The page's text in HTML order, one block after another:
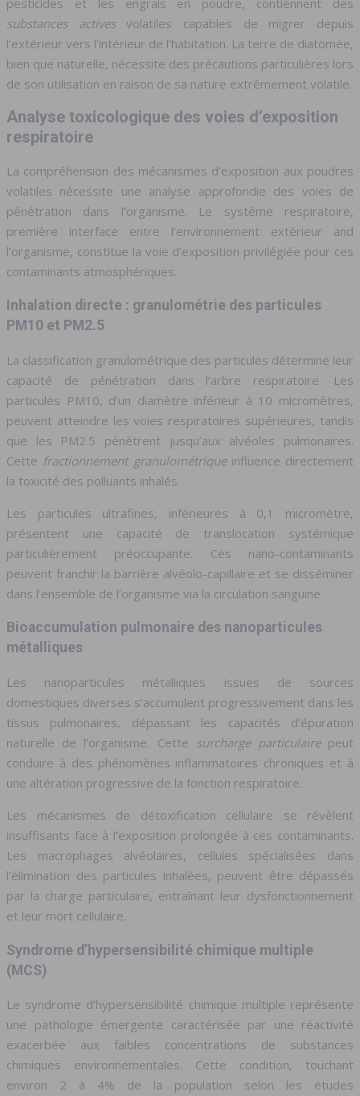
substances activesvolatiles capables de migrer depuis
l’extérieur vers l’intérieur de l’habitation. La terre de diatomée,
bien que naturelle, nécessite des précautions particulières lors
de son utilisation en raison de sa nature extrêmement volatile.
Analyse toxicologique des voies d’exposition
respiratoire
La compréhension des mécanismes d’exposition aux poudres
volatiles nécessite une analyse approfondie des voies de
pénétration dans l’organisme. Le système respiratoire,
première interface entre l’environnement extérieur and
l’organisme, constitue la voie d’exposition privilégiée pour ces
contaminants atmosphériques.
Inhalation directe : granulométrie des particules
PM10 et PM2.5
La classification granulométrique des particules détermine leur
capacité de pénétration dans l’arbre respiratoire. Les
particules PM10, d’un diamètre inférieur à 10 micromètres,
peuvent atteindre les voies respiratoires supérieures, tandis
que les PM2.5 pénètrent jusqu’aux alvéoles pulmonaires.
Cette fractionnement granulométrique influence directement
la toxicité des polluants inhalés.
Les particules ultrafines, inférieures à 0,1 micromètre,
présentent une capacité de translocation systémique
particulièrement préoccupante. Ces nano-contaminants
peuvent franchir la barrière alvéolo-capillaire et se disséminer
dans l’ensemble de l’organisme via la circulation sanguine.
Bioaccumulation pulmonaire des nanoparticules
métalliques
Les nanoparticules métalliques issues de sources
domestiques diverses s’accumulent progressivement dans les
tissus pulmonaires, dépassant les capacités d’épuration
naturelle de l’organisme. Cette surcharge particulaire peut
conduire à des phénomènes inflammatoires chroniques et à
une altération progressive de la fonction respiratoire.
Les mécanismes de détoxification cellulaire se révèlent
insuffisants face à l’exposition prolongée à ces contaminants.
Les macrophages alvéolaires, cellules spécialisées dans
l’élimination des particules inhalées, peuvent être dépassés
par la charge particulaire, entraînant leur dysfonctionnement
et leur mort cellulaire.
Syndrome d’hypersensibilité chimique multiple
(MCS)
Le syndrome d’hypersensibilité chimique multiple représente
une pathologie émergente caractérisée par une réactivité
exacerbée aux faibles concentrations de substances
chimiques environnementales. Cette condition, touchant
environ 2 à 4% de la population selon les études